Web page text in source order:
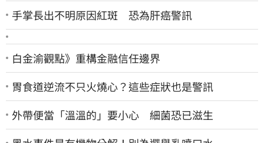
手掌長出不明原因紅斑 恐為肝癌警訊
白金渝觀點》重構金融信任邊界
胃食道逆流不只火燒心？這些症狀也是警訊
外帶便當「溫溫的」要小心 細菌恐已滋生